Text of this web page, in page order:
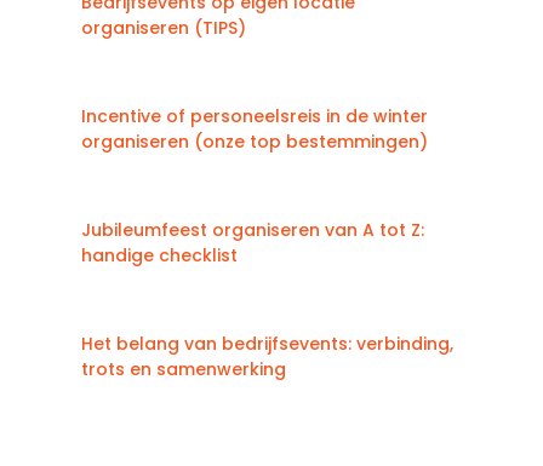
organiseren (TIPS)
Incentive of personeelsreis in de winter
organiseren (onze top bestemmingen)
Jubileumfeest organiseren van A tot Z:
handige checklist
Het belang van bedrijfsevents: verbinding,
trots en samenwerking